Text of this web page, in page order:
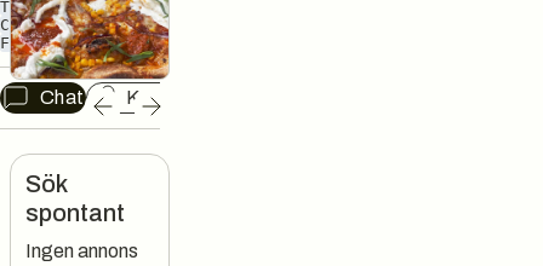
TAKE AWAYÖL
CATERING
FINPIZZA
Chat Kopiera länk
Sök
spontant
Ingen annons